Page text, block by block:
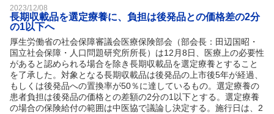
2023/12/08
長期収載品を選定療養に、負担は後発品との価格差の2分
の1以下へ
厚生労働省の社会保障審議会医療保険部会（部会長：田辺国昭・
国立社会保障・人口問題研究所所長）は12月8日、医療上の必要性
があると認められる場合を除き長期収載品を選定療養とすること
を了承した。対象となる長期収載品は後発品の上市後5年が経過、
もしくは後発品への置換率が50％に達しているもの。選定療養の
患者負担は後発品の価格との差額の2分の1以下とする。選定療養
の場合の保険給付の範囲は中医協で議論し決定する。施行日は、2